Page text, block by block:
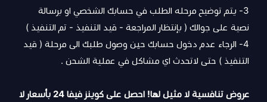
3- يتم توضيح مرحله الطلب في حسابك الشخصي او برسالة
نصية على جوالك ( بإنتظار المراجعة - قيد التنفيذ - تم التنفيذ )
4- الرجاء عدم دخول حسابك حين وصول طلبك الى مرحلة ( قيد
التنفيذ ) حتى لاتحدث اي مشاكل في عملية الشحن .
عروض تنافسية لا مثيل لها! احصل على
كوينز فيفا 24 بأسعار لا